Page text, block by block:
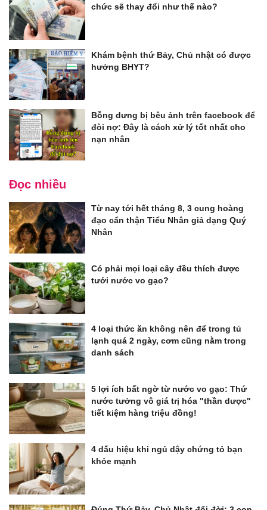
chức sẽ thay đổi như thế nào?
Khám bệnh thứ Bảy, Chủ nhật có được
hưởng BHYT?
Bỗng dưng bị bêu ảnh trên facebook để
đòi nợ: Đây là cách xử lý tốt nhất cho
nạn nhân
Đọc nhiều
Từ nay tới hết tháng 8, 3 cung hoàng
đạo cẩn thận Tiểu Nhân giả dạng Quý
Nhân
Có phải mọi loại cây đều thích được
tưới nước vo gạo?
4 loại thức ăn không nên để trong tủ
lạnh quá 2 ngày, cơm cũng nằm trong
danh sách
5 lợi ích bất ngờ từ nước vo gạo: Thứ
nước tưởng vô giá trị hóa "thần dược"
tiết kiệm hàng triệu đồng!
4 dấu hiệu khi ngủ dậy chứng tỏ bạn
khỏe mạnh